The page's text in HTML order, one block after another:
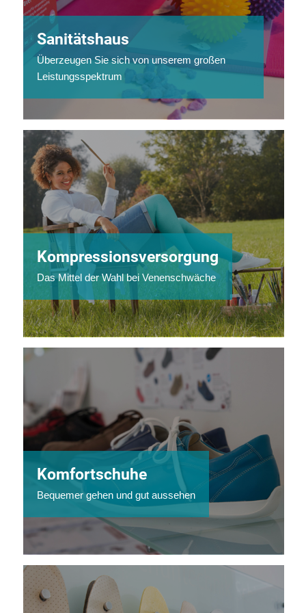
Sanitätshaus
Überzeugen Sie sich von unserem großen
Leistungsspektrum
Kompressionsversorgung
Das Mittel der Wahl bei Venenschwäche
Komfortschuhe
Bequemer gehen und gut aussehen